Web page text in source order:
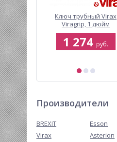
1800 для
руб.
Ключ трубный Virax
Viragrip, 1 дюйм
1 274 руб.
Производители
BREXIT
Esson
Virax
Asterion